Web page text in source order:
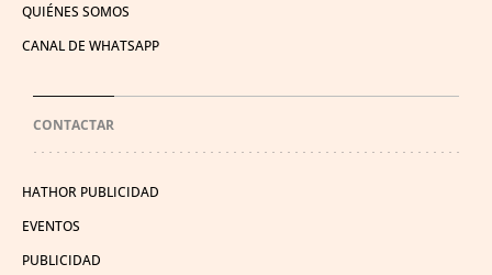
QUIÉNES SOMOS
CANAL DE WHATSAPP
CONTACTAR
HATHOR PUBLICIDAD
EVENTOS
PUBLICIDAD